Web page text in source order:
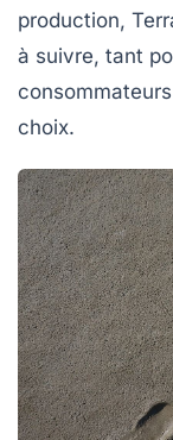
production,
à suivre, tant
choix.